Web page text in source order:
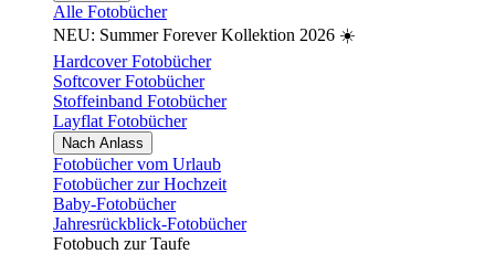
Alle Fotobücher
NEU: Summer Forever Kollektion 2026 ☀️
Hardcover Fotobücher
Softcover Fotobücher
Stoffeinband Fotobücher
Layflat Fotobücher
Nach Anlass
Fotobücher vom Urlaub
Fotobücher zur Hochzeit
Baby-Fotobücher
Jahresrückblick-Fotobücher
Fotobuch zur Taufe